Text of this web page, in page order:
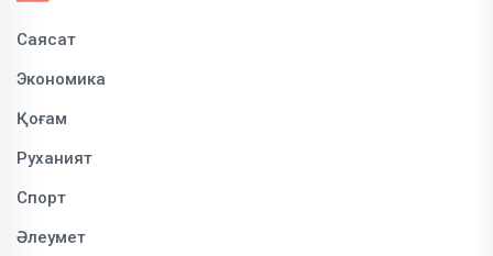
Саясат
Экономика
Қоғам
Руханият
Спорт
Әлеумет